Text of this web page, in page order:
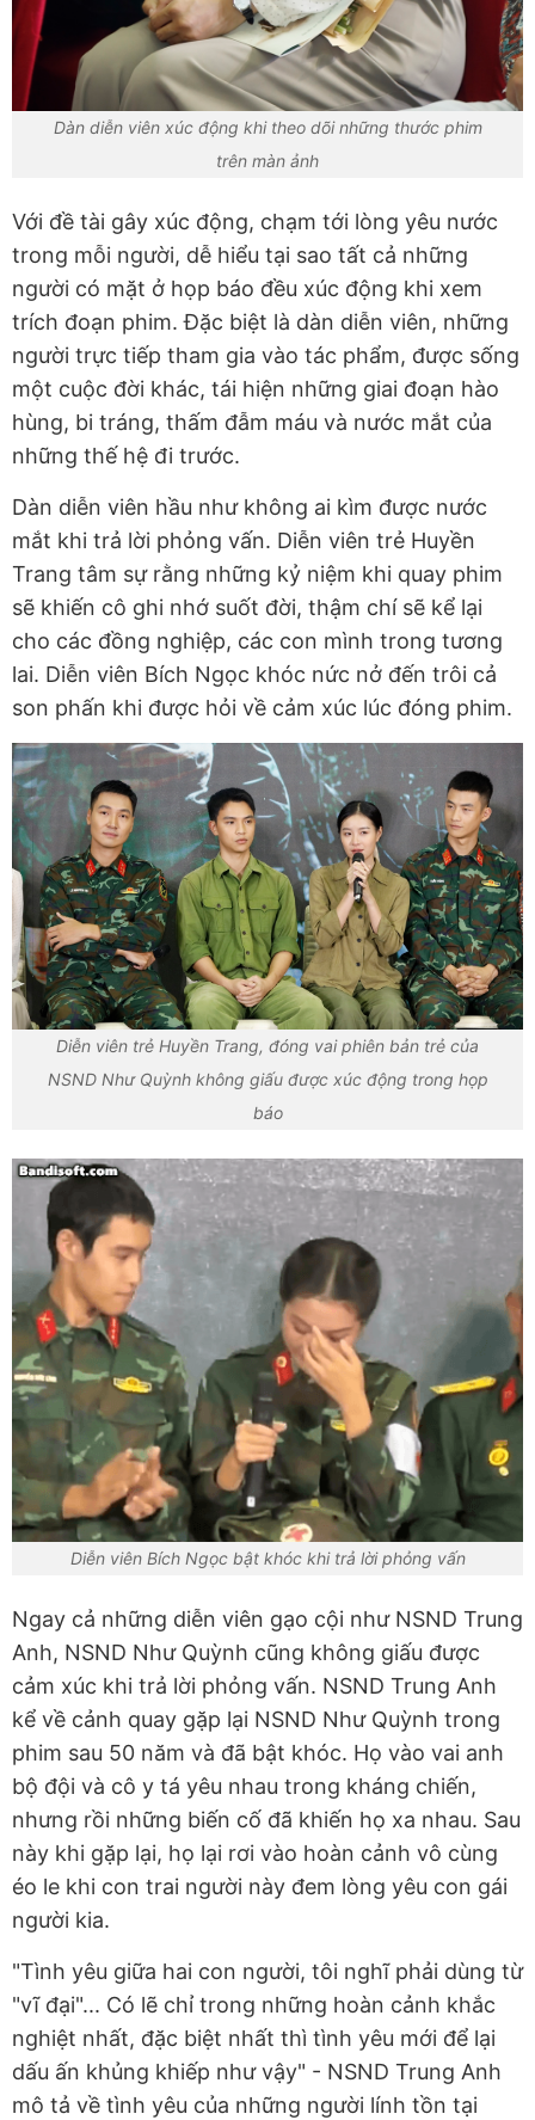
Dàn diễn viên xúc động khi theo dõi những thước phim
trên màn ảnh
Với đề tài gây xúc động, chạm tới lòng yêu nước
trong mỗi người, dễ hiểu tại sao tất cả những
người có mặt ở họp báo đều xúc động khi xem
trích đoạn phim. Đặc biệt là dàn diễn viên, những
người trực tiếp tham gia vào tác phẩm, được sống
một cuộc đời khác, tái hiện những giai đoạn hào
hùng, bi tráng, thấm đẫm máu và nước mắt của
những thế hệ đi trước.
Dàn diễn viên hầu như không ai kìm được nước
mắt khi trả lời phỏng vấn. Diễn viên trẻ Huyền
Trang tâm sự rằng những kỷ niệm khi quay phim
sẽ khiến cô ghi nhớ suốt đời, thậm chí sẽ kể lại
cho các đồng nghiệp, các con mình trong tương
lai. Diễn viên Bích Ngọc khóc nức nở đến trôi cả
son phấn khi được hỏi về cảm xúc lúc đóng phim.
Diễn viên trẻ Huyền Trang, đóng vai phiên bản trẻ của
NSND Như Quỳnh không giấu được xúc động trong họp
báo
Diễn viên Bích Ngọc bật khóc khi trả lời phỏng vấn
Ngay cả những diễn viên gạo cội như NSND Trung
Anh, NSND Như Quỳnh cũng không giấu được
cảm xúc khi trả lời phỏng vấn. NSND Trung Anh
kể về cảnh quay gặp lại NSND Như Quỳnh trong
phim sau 50 năm và đã bật khóc. Họ vào vai anh
bộ đội và cô y tá yêu nhau trong kháng chiến,
nhưng rồi những biến cố đã khiến họ xa nhau. Sau
này khi gặp lại, họ lại rơi vào hoàn cảnh vô cùng
éo le khi con trai người này đem lòng yêu con gái
người kia.
"Tình yêu giữa hai con người, tôi nghĩ phải dùng từ
"vĩ đại"... Có lẽ chỉ trong những hoàn cảnh khắc
nghiệt nhất, đặc biệt nhất thì tình yêu mới để lại
dấu ấn khủng khiếp như vậy" - NSND Trung Anh
mô tả về tình yêu của những người lính tồn tại